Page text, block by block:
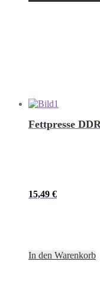
Fettpresse DDR
15,49 €
In den Warenkorb